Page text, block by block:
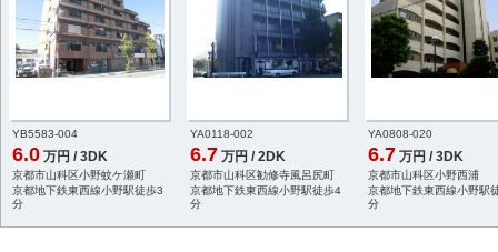
YB5583-004
6.0 万円 / 3DK
京都市山科区小野蚊ケ瀬町
京都地下鉄東西線小野駅徒歩3
分
YA0118-002
6.7 万円 / 2DK
京都市山科区勧修寺風呂尻町
京都地下鉄東西線小野駅徒歩4
分
YA0808-020
6.7 万円 / 3DK
京都市山科区小野西浦
京都地下鉄東西線小野駅
分